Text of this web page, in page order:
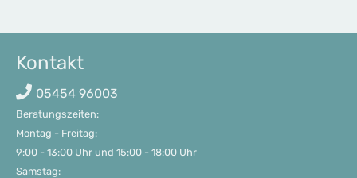
Kontakt
05454 96003
Beratungszeiten:
Montag - Freitag:
9:00 - 13:00 Uhr und 15:00 - 18:00 Uhr
Samstag: